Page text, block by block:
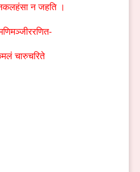
न जहति ।
चारुचरिते